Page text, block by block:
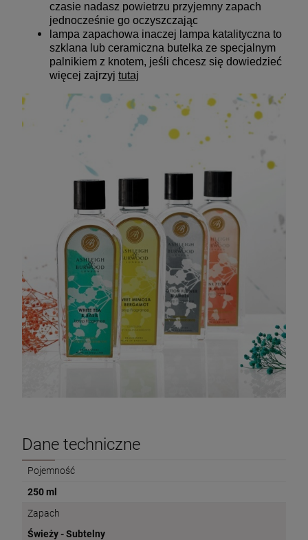
czasie nadasz powietrzu przyjemny zapach
jednocześnie go oczyszczając
lampa zapachowa inaczej lampa katalityczna to
szklana lub ceramiczna butelka ze specjalnym
palnikiem z knotem, jeśli chcesz się dowiedzieć
więcej zajrzyj tutaj
Dane techniczne
Pojemność
250 ml
Zapach
Świeży - Subtelny